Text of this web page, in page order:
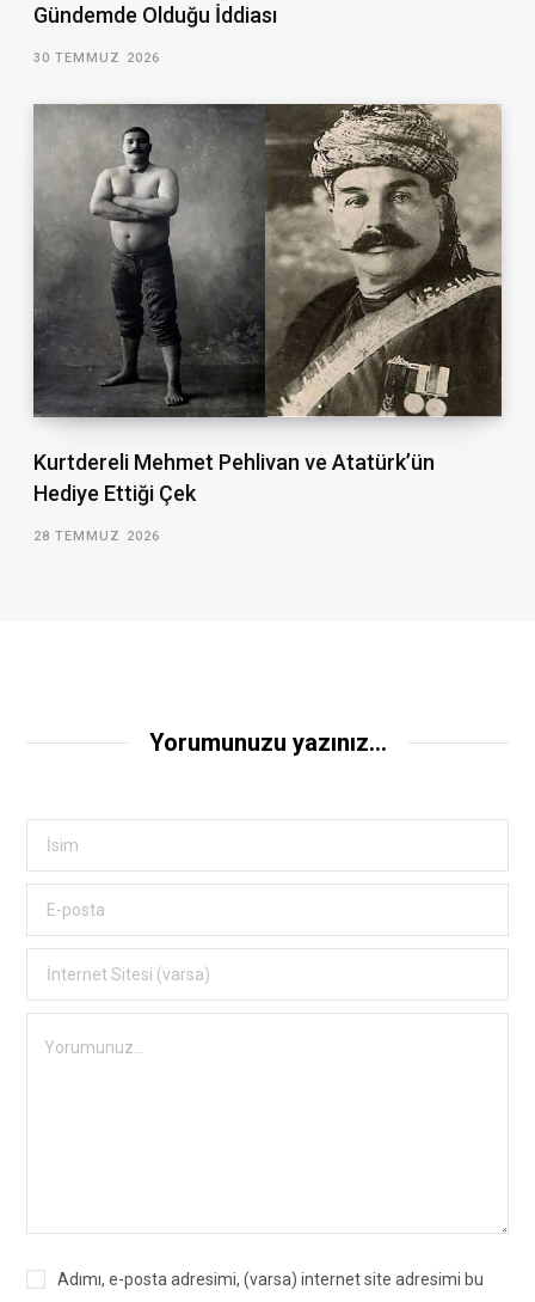
Gündemde Olduğu İddiası
30 TEMMUZ 2026
Kurtdereli Mehmet Pehlivan ve Atatürk’ün
Hediye Ettiği Çek
28 TEMMUZ 2026
Yorumunuzu yazınız...
Adımı, e-posta adresimi, (varsa) internet site adresimi bu